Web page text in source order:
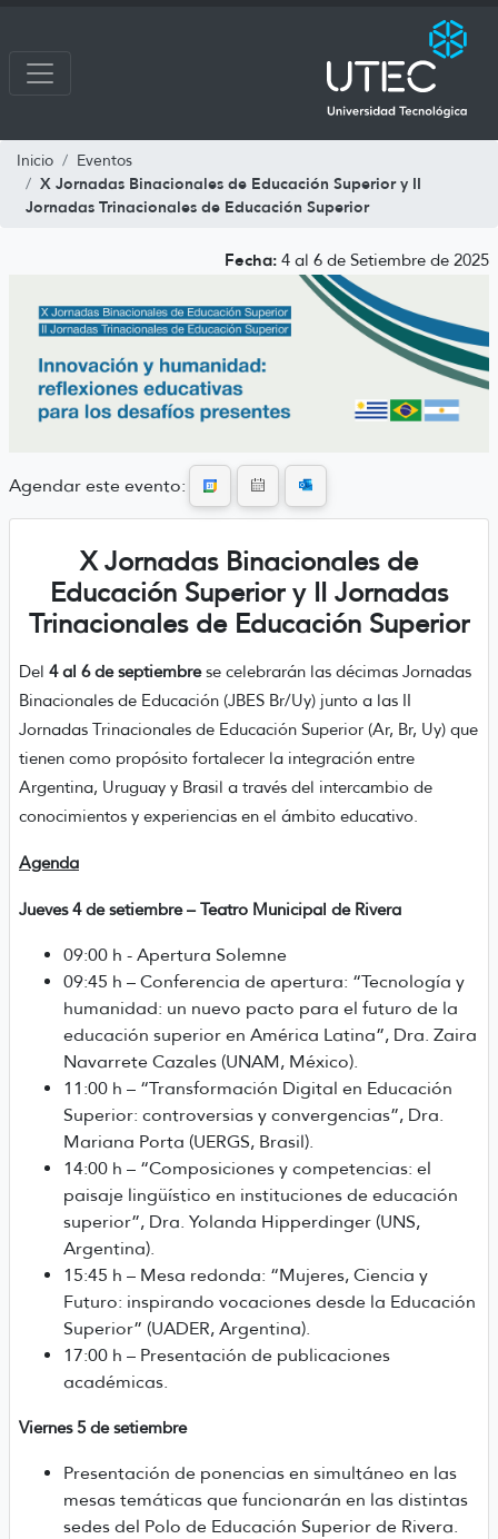
Inicio Eventos
X Jornadas Binacionales de Educación Superior y II
Jornadas Trinacionales de Educación Superior
Fecha: 4 al 6 de Setiembre de 2025
Agendar este evento:
X Jornadas Binacionales de
Educación Superior y II Jornadas
Trinacionales de Educación Superior
Del 4 al 6 de septiembrese celebrarán las décimas Jornadas
Binacionales de Educación (JBES Br/Uy) junto a las II
Jornadas Trinacionales de Educación Superior (Ar, Br, Uy) que
tienen como propósito fortalecer la integración entre
Argentina, Uruguay y Brasil a través del intercambio de
conocimientos y experiencias en el ámbito educativo.
Agenda
Jueves 4 de setiembre – Teatro Municipal de Rivera
09:00 h - Apertura Solemne
09:45 h – Conferencia de apertura: “Tecnología y
humanidad: un nuevo pacto para el futuro de la
educación superior en América Latina”, Dra. Zaira
Navarrete Cazales (UNAM, México).
11:00 h – “Transformación Digital en Educación
Superior: controversias y convergencias”, Dra.
Mariana Porta (UERGS, Brasil).
14:00 h – “Composiciones y competencias: el
paisaje lingüístico en instituciones de educación
superior”, Dra. Yolanda Hipperdinger (UNS,
Argentina).
15:45 h – Mesa redonda: “Mujeres, Ciencia y
Futuro: inspirando vocaciones desde la Educación
Superior” (UADER, Argentina).
17:00 h – Presentación de publicaciones
académicas.
Viernes 5 de setiembre
Presentación de ponencias en simultáneo en las
mesas temáticas que funcionarán en las distintas
sedes del Polo de Educación Superior de Rivera.